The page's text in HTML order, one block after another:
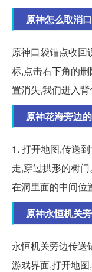
原神怎么取消
原神口袋锚点收回
标,点击右下角的
置消失,我们进入背
原神花海旁边
1. 打开地图,传送
走,穿过拱形的树
在洞里面的中间位
原神永恒机关
永恒机关旁边传送
游戏界面,打开地